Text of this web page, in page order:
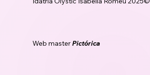
Web masterPictórica